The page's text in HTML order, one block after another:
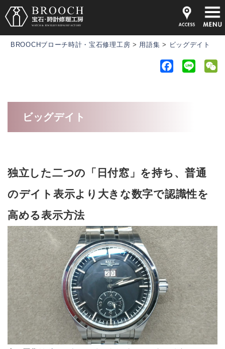
BROOCHブローチ時計・宝石修理工房 > 用語集 > ビッグデイト
ビッグデイト
独立した二つの「日付窓」を持ち、普通
のデイト表示より大きな数字で認識性を
高める表示方法